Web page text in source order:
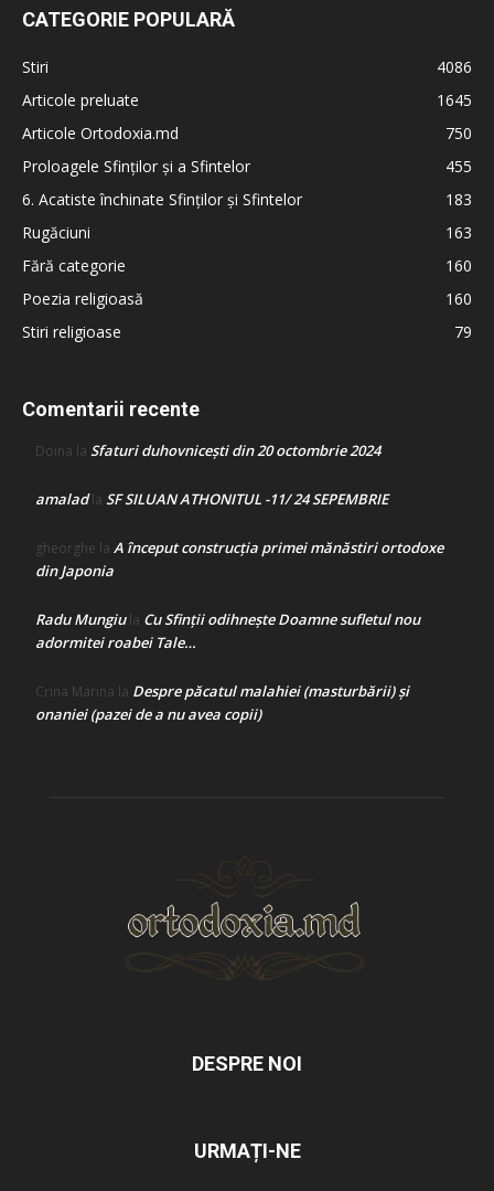
CATEGORIE POPULARĂ
Stiri
4086
Articole preluate
1645
Articole Ortodoxia.md
750
Proloagele Sfinților și a Sfintelor
455
6. Acatiste închinate Sfinților și Sfintelor
183
Rugăciuni
163
Fără categorie
160
Poezia religioasă
160
Stiri religioase
79
Comentarii recente
Doina la Sfaturi duhovnicești din 20 octombrie 2024
amaladla SF SILUAN ATHONITUL -11/ 24 SEPEMBRIE
gheorghe la A început construcţia primei mănăstiri ortodoxe
din Japonia
Radu Mungiula Cu Sfinții odihnește Doamne sufletul nou
adormitei roabei Tale…
Crina Marina la Despre păcatul malahiei (masturbării) şi
onaniei (pazei de a nu avea copii)
DESPRE NOI
URMAȚI-NE